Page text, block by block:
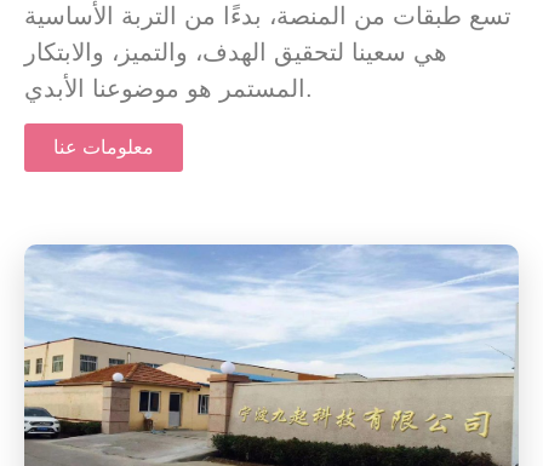
تسع طبقات من المنصة، بدءًا من التربة الأساسية
هي سعينا لتحقيق الهدف، والتميز، والابتكار
المستمر هو موضوعنا الأبدي.
معلومات عنا